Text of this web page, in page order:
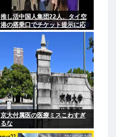
推し活中国人集団22人、タイ空
港の搭乗口でチケット提示に応
じず俳優と同じ機内に乗り込も
うとし大混乱 まとめて搭乗拒否
京大付属医の医療ミスこわすぎ
るな